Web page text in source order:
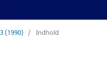
(1990) / Indhold